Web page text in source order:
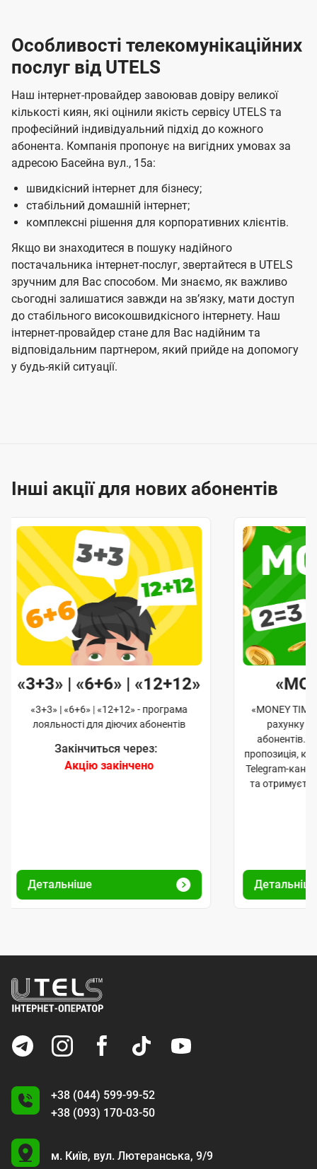
Особливості телекомунікаційних
послуг від UTELS
Наш інтернет-провайдер завоював довіру великої
кількості киян, які оцінили якість сервісу UTELS та
професійний індивідуальний підхід до кожного
абонента. Компанія пропонує на вигідних умовах за
адресою Басейна вул., 15а:
швидкісний інтернет для бізнесу;
стабільний домашній інтернет;
комплексні рішення для корпоративних клієнтів.
Якщо ви знаходитеся в пошуку надійного
постачальника інтернет-послуг, звертайтеся в UTELS
зручним для Вас способом. Ми знаємо, як важливо
сьогодні залишатися завжди на звʼязку, мати доступ
до стабільного високошвидкісного інтернету. Наш
інтернет-провайдер стане для Вас надійним та
відповідальним партнером, який прийде на допомогу
у будь-якій ситуації.
Інші акції для нових абонентів
«3+3» | «6+6» | «12+12»
«3+3» | «6+6» | «12+12» - програма
лояльності для діючих абонентів
Закінчиться через:
Акцію закінчено
Детальніше
«MONEY
рахунку
абонентів.
пропозиція,
Telegram-
та
+38 (044) 599-99-52
+38 (093) 170-03-50
U
м. Київ, вул. Лютеранська, 9/9